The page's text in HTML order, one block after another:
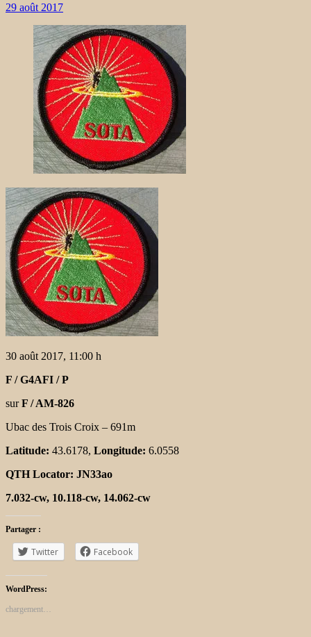
29 août 2017
30 août 2017, 11:00 h
F / G4AFI / P
surF / AM-826
Ubac des Trois Croix – 691m
Latitude: 43.6178, Longitude: 6.0558
QTH Locator: JN33ao
7.032-cw, 10.118-cw, 14.062-cw
Partager :
Twitter Facebook
WordPress:
chargement…